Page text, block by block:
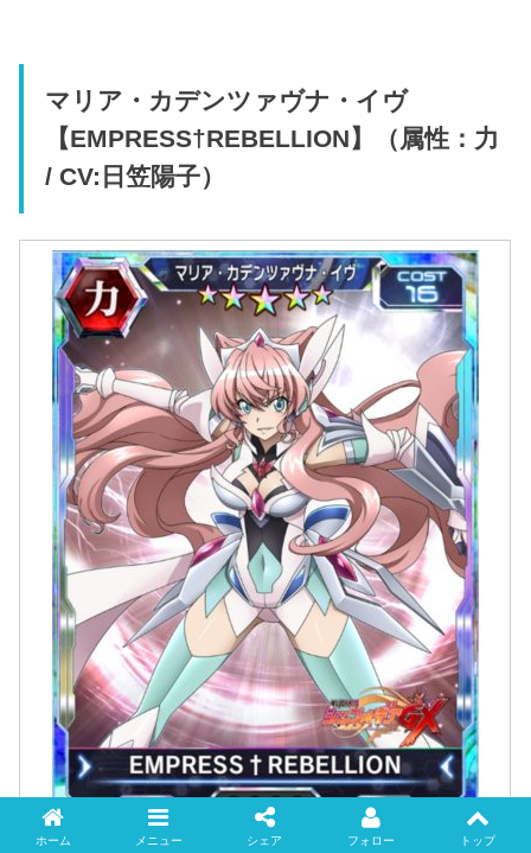
マリア・カデンツァヴナ・イヴ
【EMPRESS†REBELLION】（属性：力
/ CV:日笠陽子）
ホーム メニュー シェア フォロー トップ
Twitter